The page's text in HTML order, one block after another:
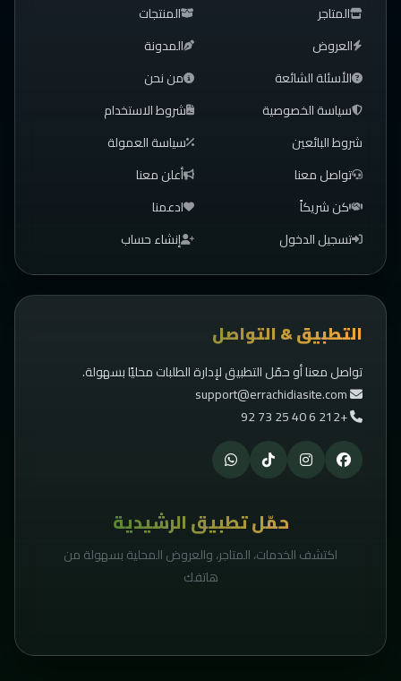
المتاجر
المنتجات
العروض
المدونة
الأسئلة الشائعة
من نحن
سياسة الخصوصية
شروط الاستخدام
شروط البائعين
سياسة العمولة
تواصل معنا
أعلن معنا
كن شريكاً
ادعمنا
تسجيل الدخول
إنشاء حساب
التطبيق & التواصل
تواصل معنا أو حمّل التطبيق لإدارة الطلبات محليًا بسهولة.
support@errachidiasite.com
+212 6 40 25 73 92
حمّل تطبيق الرشيدية
اكتشف الخدمات، المتاجر، والعروض المحلية بسهولة من
هاتفك